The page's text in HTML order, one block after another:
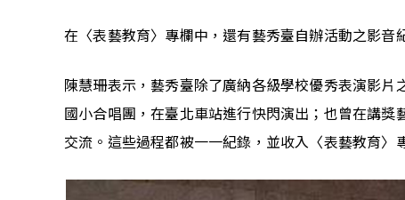
在〈表藝教育〉專欄中，還有藝秀臺自辦活動之影
陳慧珊表示，藝秀臺除了廣納各級學校優秀表演影
國小合唱團，在臺北車站進行快閃演出；也曾在講
交流。這些過程都被一一紀錄，並收入〈表藝教育〉